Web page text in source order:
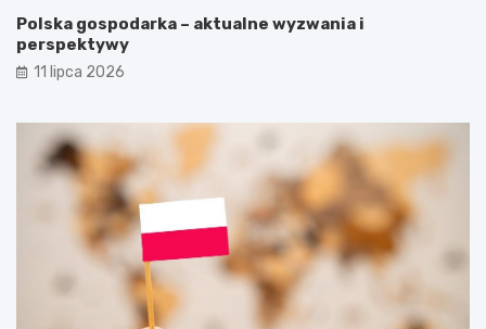
Polska gospodarka – aktualne wyzwania i
perspektywy
11 lipca 2026